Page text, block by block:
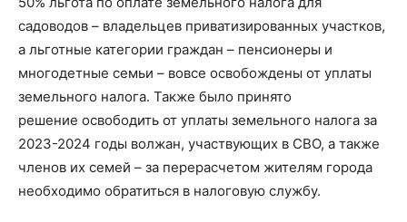
садоводов – владельцев приватизированных участков,
а льготные категории граждан – пенсионеры и
многодетные семьи – вовсе освобождены от уплаты
земельного налога. Также было принято
решение освободить от уплаты земельного налога за
2023-2024 годы волжан, участвующих в СВО, а также
членов их семей – за перерасчетом жителям города
необходимо обратиться в налоговую службу.